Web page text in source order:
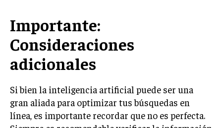
Importante:
Consideraciones
adicionales
Si bien la inteligencia artificial puede ser una
gran aliada para optimizar tus búsquedas en
línea, es importante recordar que no es perfecta.